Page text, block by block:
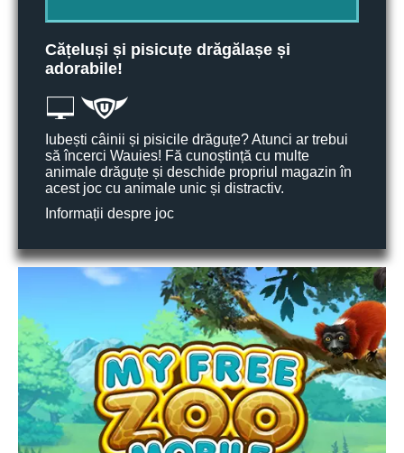
Cățeluși și pisicuțe drăgălașe și
adorabile!
Iubești câinii și pisicile drăguțe? Atunci ar trebui
să încerci Wauies! Fă cunoștință cu multe
animale drăguțe și deschide propriul magazin în
acest joc cu animale unic și distractiv.
Informații despre joc